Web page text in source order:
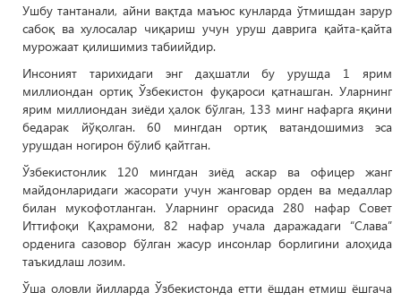
Ушбу тантанали, айни вақтда маъюс кунларда ўтмишдан зарур
сабоқ ва хулосалар чиқариш учун уруш даврига қайта-қайта
мурожаат қилишимиз табиийдир.
Инсоният тарихидаги энг даҳшатли бу урушда 1 ярим
миллиондан ортиқ Ўзбекистон фуқароси қатнашган. Уларнинг
ярим миллиондан зиёди ҳалок бўлган, 133 минг нафарга яқини
бедарак йўқолган. 60 мингдан ортиқ ватандошимиз эса
урушдан ногирон бўлиб қайтган.
Ўзбекистонлик 120 мингдан зиёд аскар ва офицер жанг
майдонларидаги жасорати учун жанговар орден ва медаллар
билан мукофотланган. Уларнинг орасида 280 нафар Совет
Иттифоқи Қаҳрамони, 82 нафар учала даражадаги “Слава”
орденига сазовор бўлган жасур инсонлар борлигини алоҳида
таъкидлаш лозим.
Ўша оловли йилларда Ўзбекистонда етти ёшдан етмиш ёшгача